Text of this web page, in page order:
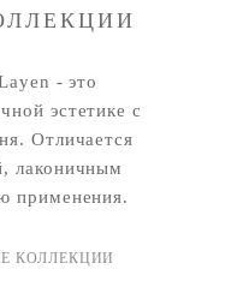
- это
эстетике с
Отличается
лаконичным
применения.
и визуальная